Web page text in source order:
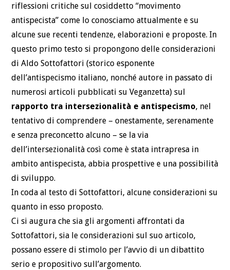
riflessioni critiche sul cosiddetto “movimento
antispecista” come lo conosciamo attualmente e su
alcune sue recenti tendenze, elaborazioni e proposte. In
questo primo testo si propongono delle considerazioni
di Aldo Sottofattori (storico esponente
dell’antispecismo italiano, nonché autore in passato di
numerosi articoli pubblicati su Veganzetta) sul
rapporto tra intersezionalità e antispecismo, nel
tentativo di comprendere – onestamente, serenamente
e senza preconcetto alcuno – se la via
dell’intersezionalità così come è stata intrapresa in
ambito antispecista, abbia prospettive e una possibilità
di sviluppo.
In coda al testo di Sottofattori, alcune considerazioni su
quanto in esso proposto.
Ci si augura che sia gli argomenti affrontati da
Sottofattori, sia le considerazioni sul suo articolo,
possano essere di stimolo per l’avvio di un dibattito
serio e propositivo sull’argomento.